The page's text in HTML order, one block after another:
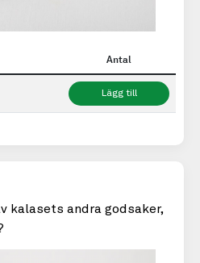
Antal
Lägg till
kalasets andra godsaker,